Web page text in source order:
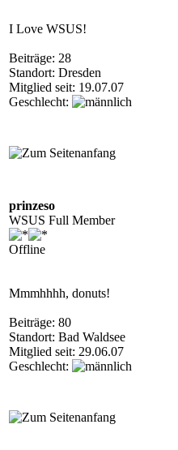
I Love WSUS!
Beiträge: 28
Standort: Dresden
Mitglied seit: 19.07.07
Geschlecht:
prinzeso
WSUS Full Member
Offline
Mmmhhhh, donuts!
Beiträge: 80
Standort: Bad Waldsee
Mitglied seit: 29.06.07
Geschlecht: